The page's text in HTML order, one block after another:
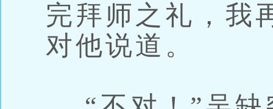
完拜师之礼，我
对他说道。